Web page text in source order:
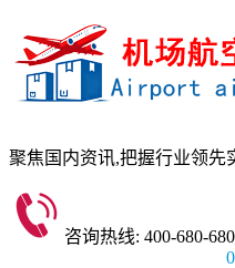
聚焦国内资讯,把握行业领先
咨询热线: 400-680-